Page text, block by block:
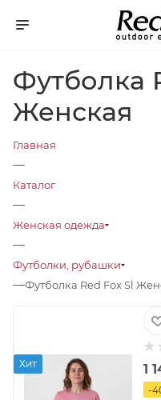
Футболка
Женская
Главная
—
Каталог
—
Женская одежда
—
Футболки, рубашки
—Футболка Red Fox Sl
Хит 1
-